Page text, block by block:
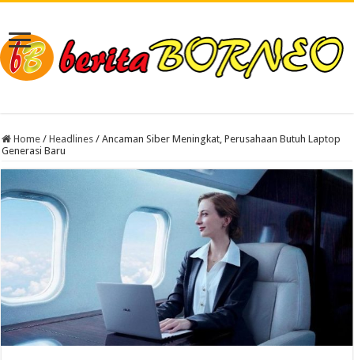
Home / Headlines / Ancaman Siber Meningkat, Perusahaan Butuh Laptop
Generasi Baru